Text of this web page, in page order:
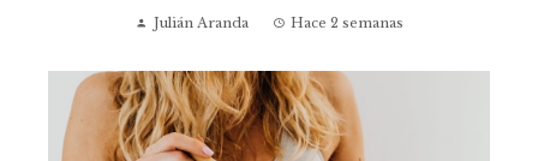
Julián Aranda Hace 2 semanas